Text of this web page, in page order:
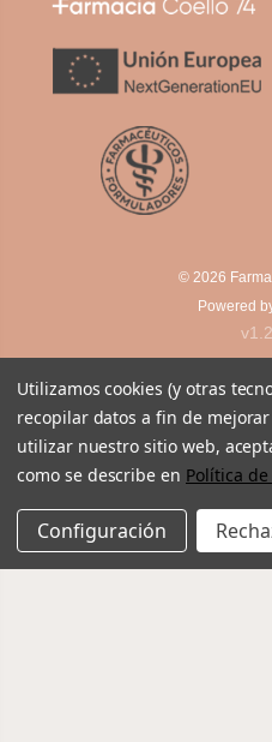
© 2026
Powered
Utilizamos cookies (y otras
recopilar datos a fin de
utilizar nuestro sitio web,
como se describe en Política
Configuración